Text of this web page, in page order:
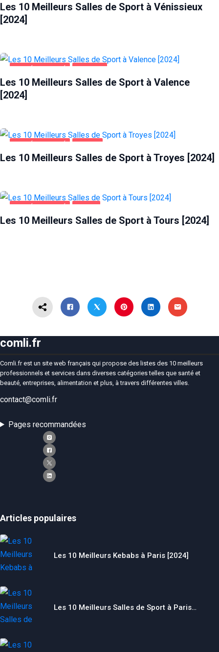
Les 10 Meilleurs Salles de Sport à Vénissieux
[2024]
Les 10 Meilleurs Salles de Sport à Valence
[2024]
Les 10 Meilleurs Salles de Sport à Troyes [2024]
Les 10 Meilleurs Salles de Sport à Tours [2024]
comli.fr
Comli.fr est un site web français qui propose des listes des 10 meilleurs
professionnels et services dans diverses catégories telles que santé et
beauté, entreprises, alimentation et plus, à travers différentes villes.
contact@comli.fr
Pages recommandées
Articles populaires
Les 10 Meilleurs Kebabs à Paris [2024]
Les 10 Meilleurs Salles de Sport à Paris…